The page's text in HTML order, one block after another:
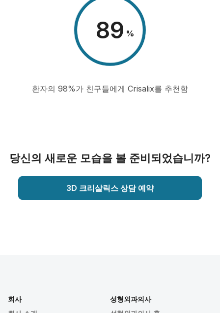
98 %
환자의 98%가 친구들에게 Crisalix를 추천함
당신의 새로운 모습을 볼 준비되었습니까?
3D 크리살릭스 상담 예약
회사
성형외과의사